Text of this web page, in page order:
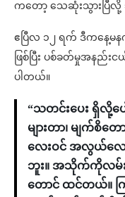
ကတော့ သေဆုံးသွားပြီ
ဧပြီလ ၁၂ ရက် ဒီကနေ့မန
ဖြစ်ပြီး ပစ်ခတ်မှုအနည်းင
ပါတယ်။
“သတင်းပေး ရှိလို့
များတာ၊ မျက်
လေးဝင် အလွယ်လေ
ဘူး။ အသိုက်ကိုလမ်း
တောင် ထင်တယ်။ က